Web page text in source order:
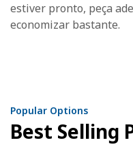
estiver pronto, peça
economizar bastante.
Popular Options
Best Selling